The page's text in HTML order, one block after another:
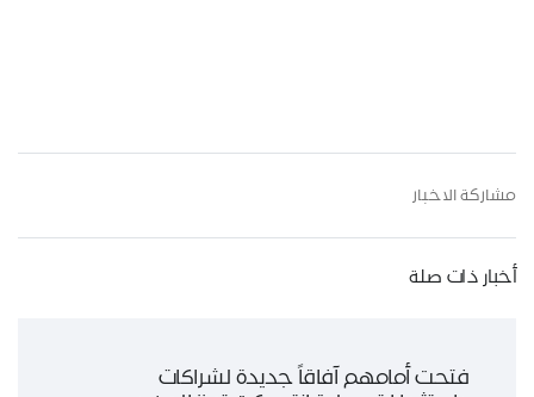
مشاركة الاخبار
أخبار ذات صلة
فتحت أمامهم آفاقاً جديدة لشراكات